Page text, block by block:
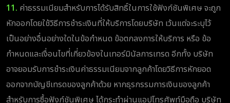
11. ค่าธรรมเนียมสำหรับการได้รับสิทธิ์ในการใช้ฟังก์ชันพิเศษ จะถูก
หักออกโดยใช้วิธีการชำระเงินที่ให้บริการโดยบริษัท เว้นแต่จะระบุไว้
เป็นอย่างอื่นอย่างใดในข้อกำหนด ข้อตกลงการให้บริการ หรือ ข้อ
กำหนดและเงื่อนไขที่เกี่ยวข้องในเทอร์มินัลการเทรด อีกทั้ง บริษัท
อาจยอมรับการชำระเงินค่าธรรมเนียมจากลูกค้าโดยวิธีการหักยอด
ออกจากบัญชีเทรดของลูกค้าด้วย หากธุรกรรมการเงินของลูกค้า
สำหรับการซื้อฟังก์ชันพิเศษ ได้กระทำผ่านแอปโทรศัพท์มือถือ บริษัท